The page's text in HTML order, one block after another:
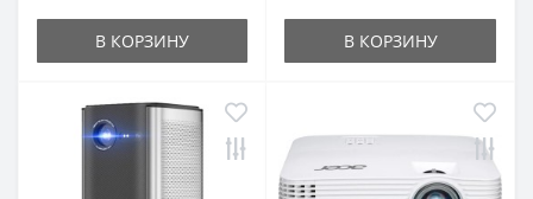
В КОРЗИНУ В КОРЗИНУ